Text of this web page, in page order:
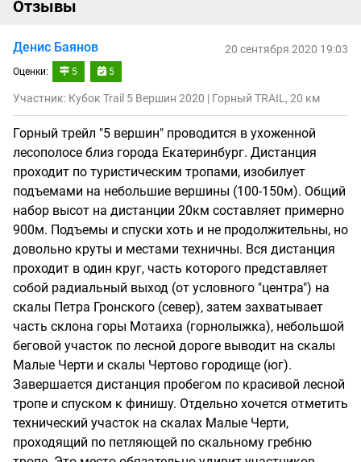
Отзывы
Денис Баянов
Оценки: 5 5
20 сентября 2020 19:03
Участник: Кубок Trail 5 Вершин 2020 | Горный TRAIL, 20 км
Горный трейл "5 вершин" проводится в ухоженной
лесополосе близ города Екатеринбург. Дистанция
проходит по туристическим тропами, изобилует
подъемами на небольшие вершины (100-150м). Общий
набор высот на дистанции 20км составляет примерно
900м. Подъемы и спуски хоть и не продолжительны, но
довольно круты и местами техничны. Вся дистанция
проходит в один круг, часть которого представляет
собой радиальный выход (от условного "центра") на
скалы Петра Гронского (север), затем захватывает
часть склона горы Мотаиха (горнолыжка), небольшой
беговой участок по лесной дороге выводит на скалы
Малые Черти и скалы Чертово городище (юг).
Завершается дистанция пробегом по красивой лесной
тропе и спуском к финишу. Отдельно хочется отметить
технический участок на скалах Малые Черти,
проходящий по петляющей по скальному гребню